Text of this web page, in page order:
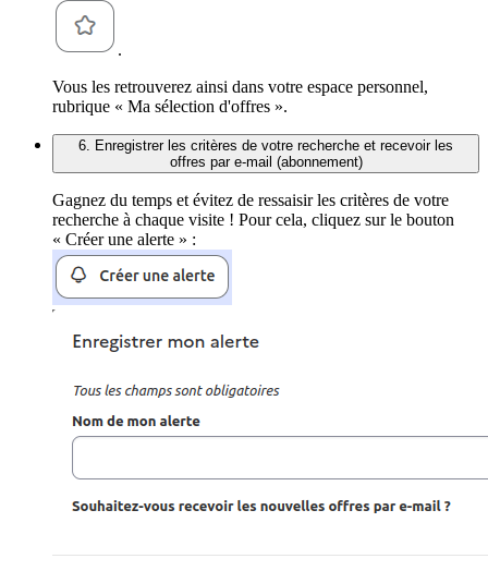
.
Vous les retrouverez ainsi dans votre espace personnel,
rubrique « Ma sélection d'offres ».
6. Enregistrer les critères de votre recherche et recevoir les
offres par e-mail (abonnement)
Gagnez du temps et évitez de ressaisir les critères de votre
recherche à chaque visite ! Pour cela, cliquez sur le bouton
« Créer une alerte » :